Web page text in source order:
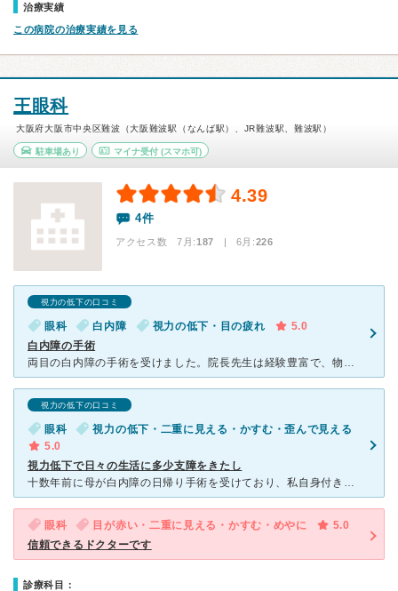
治療実績
この病院の治療実績を見る
王眼科
大阪府大阪市中央区難波（大阪難波駅（なんば駅）、JR難波駅、難波駅）
駐車場あり マイナ受付(スマホ可)
4.39
4件
アクセス数 7月:187 | 6月:226
視力の低下の口コミ
眼科 白内障 視力の低下・目の疲れ
5.0
白内障の手術
両目の白内障の手術を受けました。院長先生は経験豊富で、物静かですが説明も丁寧ですし、何より処置が迅速的確で、信頼のできる医院と思います。検査設備、体制も充実し、スタッフの人数とレベルも高く、安心して受
視力の低下の口コミ
眼科
視力の低下・二重に見える・かすむ・歪んで見える
5.0
視力低下で日々の生活に多少支障をきたし
十数年前に母が白内障の日帰り手術を受けており、私自身付き添っただけで診察と云う接点ありませんでした。 当時から知名度があり、周りの評判もよく眼科＝王眼科と定評がありました。 今回実際に診察して
眼科 目が赤い・二重に見える・かすむ・めやに
5.0
信頼できるドクターです
診療科目：